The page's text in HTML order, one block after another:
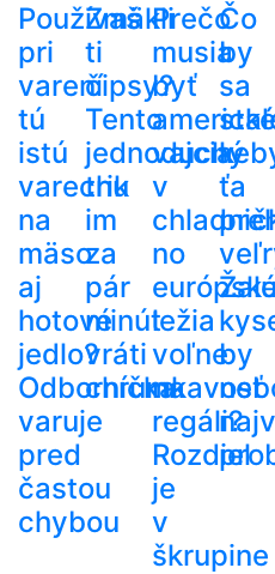
Používaš
pri
varení
tú
istú
varechu
na
mäso
aj
hotové
jedlo?
Odborníčka
varuje
pred
častou
chybou
Zmäkli
ti
čipsy?
Tento
jednoduchý
trik
im
za
pár
minút
vráti
chrumkavosť
Prečo
musia
byť
americké
vajcia
v
no
európske
ležia
voľne
na
regáli?
Rozdiel
je
v
škrupine
Čo
by
sa
ťa
by